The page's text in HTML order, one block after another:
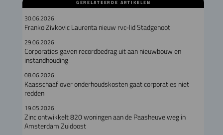
GERELATEERDE ARTIKELEN
30.06.2026
Franko Zivkovic Laurenta nieuw rvc-lid Stadgenoot
29.06.2026
Corporaties gaven recordbedrag uit aan nieuwbouw en
instandhouding
08.06.2026
Kaasschaaf over onderhoudskosten gaat corporaties niet
redden
19.05.2026
Zinc ontwikkelt 820 woningen aan de Paasheuvelweg in
Amsterdam Zuidoost